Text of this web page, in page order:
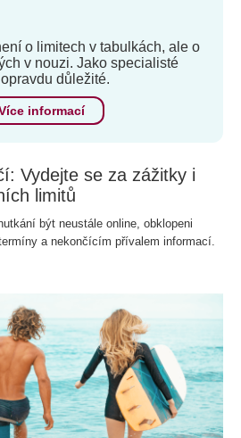
o limitech v tabulkách, ale o
v nouzi. Jako specialisté
důležité.
informací
Vydejte se za zážitky i
limitů
být neustále online, obklopeni
a nekončícím přívalem informací.
třeba na retreat pobytech, které v